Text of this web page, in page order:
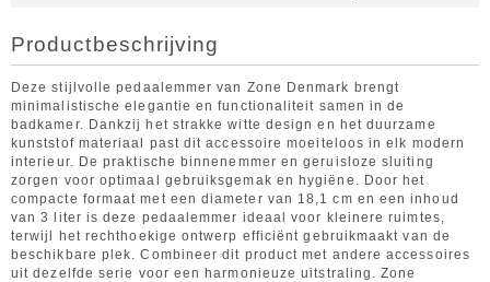
Productbeschrijving
Deze stijlvolle pedaalemmer van Zone Denmark brengt
minimalistische elegantie en functionaliteit samen in de
badkamer. Dankzij het strakke witte design en het duurzame
kunststof materiaal past dit accessoire moeiteloos in elk modern
interieur. De praktische binnenemmer en geruisloze sluiting
zorgen voor optimaal gebruiksgemak en hygiëne. Door het
compacte formaat met een diameter van 18,1 cm en een inhoud
van 3 liter is deze pedaalemmer ideaal voor kleinere ruimtes,
terwijl het rechthoekige ontwerp efficiënt gebruikmaakt van de
beschikbare plek. Combineer dit product met andere accessoires
uit dezelfde serie voor een harmonieuze uitstraling. Zone